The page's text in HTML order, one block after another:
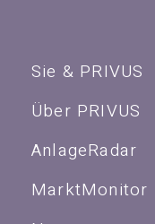
Sie & PRIVUS
Über PRIVUS
AnlageRadar
MarktMonitor